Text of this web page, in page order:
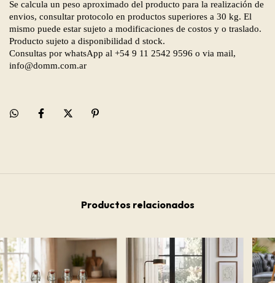
Se calcula un peso aproximado del producto para la realización de
envios, consultar protocolo en productos superiores a 30 kg. El
mismo puede estar sujeto a modificaciones de costos y o traslado.
Producto sujeto a disponibilidad d stock.
Consultas por whatsApp al +54 9 11 2542 9596 o via mail,
info@domm.com.ar
Productos relacionados